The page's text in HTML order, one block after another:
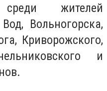
среди жителей
Вольногорска,
Криворожского,
и